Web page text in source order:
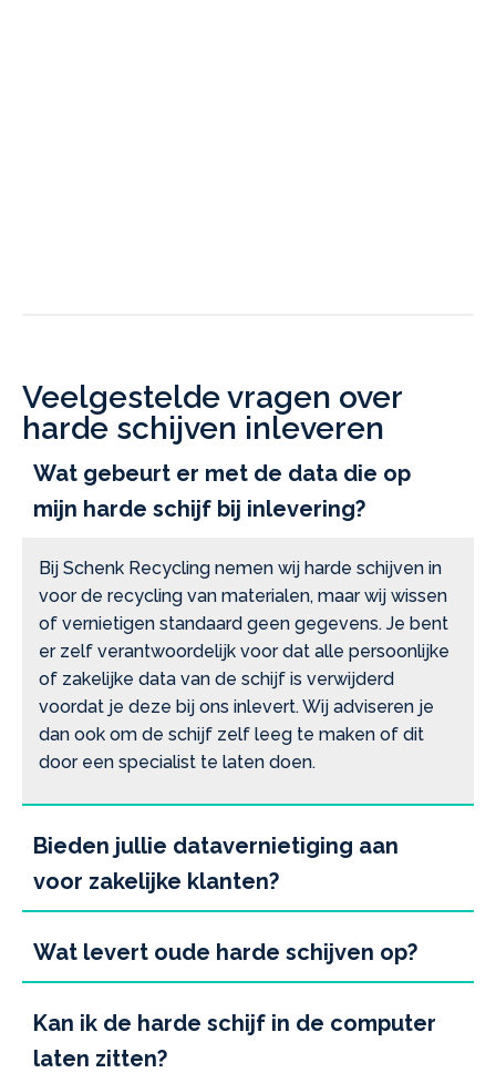
Veelgestelde vragen over
harde schijven inleveren
Wat gebeurt er met de data die op
mijn harde schijf bij inlevering?
Bij Schenk Recycling nemen wij harde schijven in
voor de recycling van materialen, maar wij wissen
of vernietigen standaard geen gegevens. Je bent
er zelf verantwoordelijk voor dat alle persoonlijke
of zakelijke data van de schijf is verwijderd
voordat je deze bij ons inlevert. Wij adviseren je
dan ook om de schijf zelf leeg te maken of dit
door een specialist te laten doen.
Bieden jullie datavernietiging aan
voor zakelijke klanten?
Wat levert oude harde schijven op?
Kan ik de harde schijf in de computer
laten zitten?